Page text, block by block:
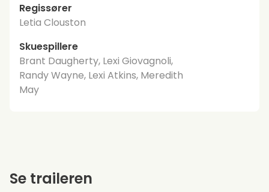
Regissører
Letia Clouston
Skuespillere
Brant Daugherty, Lexi Giovagnoli,
Randy Wayne, Lexi Atkins, Meredith
May
Se traileren